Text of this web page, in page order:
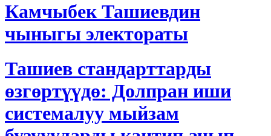
Камчыбек Ташиевдин
чыныгы электораты
Ташиев стандарттарды
өзгөртүүдө: Долпран иши
системалуу мыйзам